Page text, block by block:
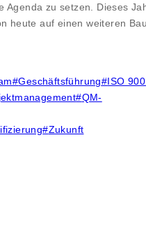
Agenda zu setzen. Dieses
heute auf einen weiteren
#Geschäftsführung#ISO
#QM-
#Zukunft